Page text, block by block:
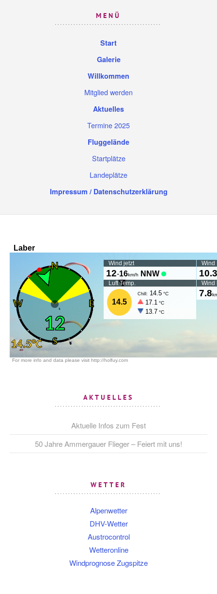
MENÜ
Start
Galerie
Willkommen
Mitglied werden
Aktuelles
Termine 2025
Fluggelände
Startplätze
Landeplätze
Impressum / Datenschutzerklärung
AKTUELLES
Aktuelle Infos zum Fest
50 Jahre Ammergauer Flieger – Feiert mit uns!
WETTER
Alpenwetter
DHV-Wetter
Austrocontrol
Wetteronline
Windprognose Zugspitze